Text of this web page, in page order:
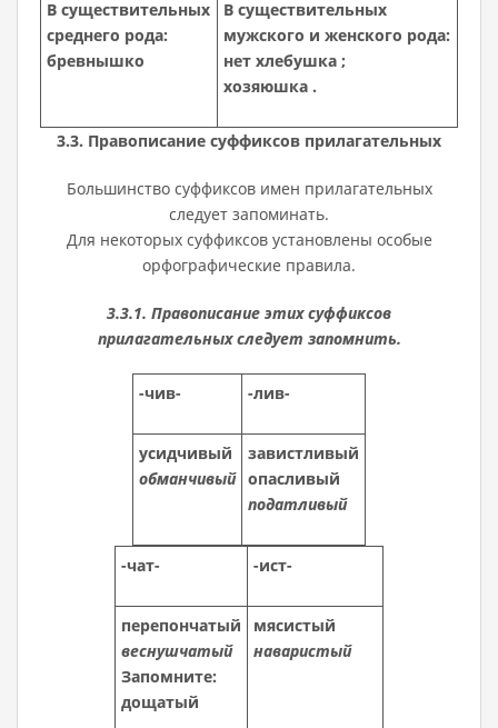
В существительных
среднего рода:
бревнышко
В существительных
мужского и женского рода:
нет хлебушка ;
хозяюшка .
3.3. Правописание суффиксов прилагательных
Большинство суффиксов имен прилагательных
следует запоминать.
Для некоторых суффиксов установлены особые
орфографические правила.
3.3.1. Правописание этих суффиксов
прилагательных следует запомнить.
-чив- -лив-
усидчивый
обманчивый
завистливый
опасливый
податливый
-чат- -ист-
перепончатый
веснушчатый
Запомните:
дощатый
мясистый
наваристый